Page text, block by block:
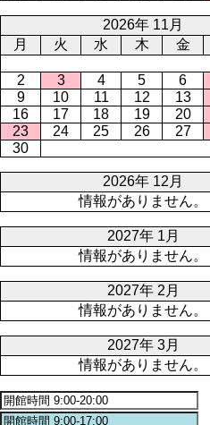
2026年 11月
月
火 水 木 金
2
3 4 5 6
9
10 11 12 13
16
17 18 19 20
23
24 25 26 27
30
2026年 12月
情報がありません。
2027年 1月
情報がありません。
2027年 2月
情報がありません。
2027年 3月
情報がありません。